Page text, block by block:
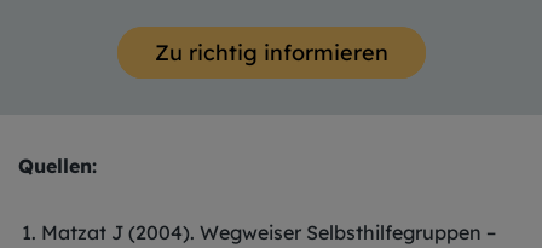
Zu richtig informieren
Quellen:
Matzat J (2004). Wegweiser Selbsthilfegruppen –